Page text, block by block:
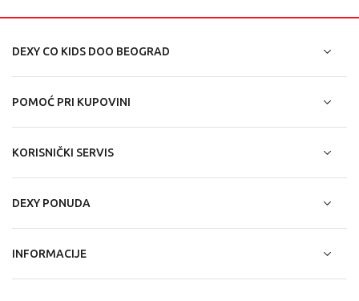
radijus kretanja dosta ograničen, ali i napolju, gde će klinci
mališani će uživati u vožnji i kretanju, a ukoliko su oni
početnici, pružite im podršku, budite uz njih, pokažite im
lako savladaju nove veštine.
idealna za oslobađanje, ali i za sve one koji se tek
DEXY CO KIDS DOO BEOGRAD
POMOĆ PRI KUPOVINI
KORISNIČKI SERVIS
DEXY PONUDA
INFORMACIJE